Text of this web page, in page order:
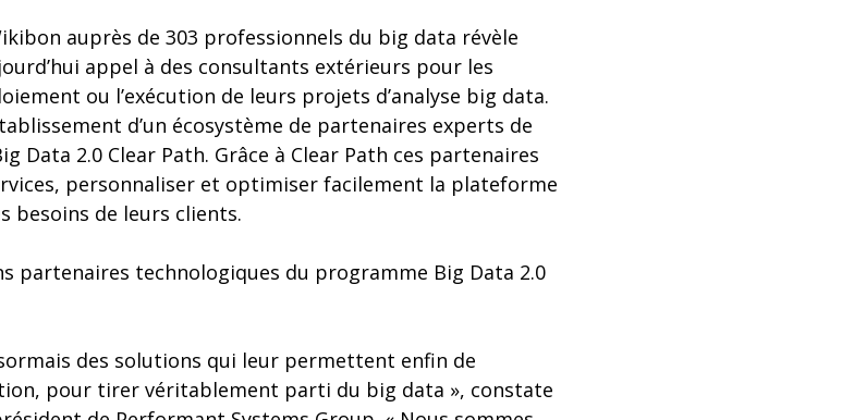
auprès de 303 professionnels du big data révèle
appel à des consultants extérieurs pour les
ou l’exécution de leurs projets d’analyse big data.
d’un écosystème de partenaires experts de
Data 2.0 Clear Path. Grâce à Clear Path ces partenaires
personnaliser et optimiser facilement la plateforme
besoins de leurs clients.
partenaires technologiques du programme Big Data 2.0
des solutions qui leur permettent enfin de
pour tirer véritablement parti du big data », constate